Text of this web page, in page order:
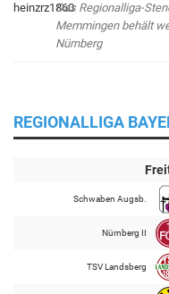
Das Regionalliga-
Memmingen behält
Nürnberg
REGIONALLIGA
Schwaben Augsb.
Nürnberg II
TSV Landsberg